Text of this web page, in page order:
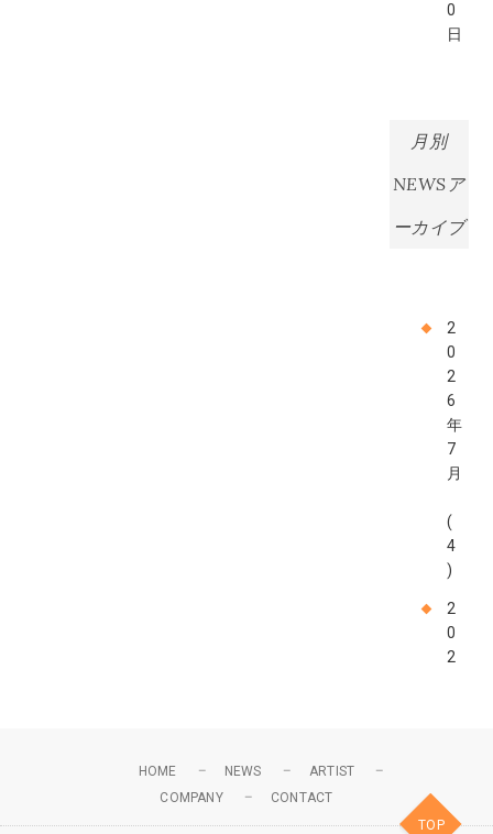
0
日
月別
NEWSア
ーカイブ
2
0
2
6
年
7
月
(
4
)
2
0
2
4
HOME NEWS
ARTIST
COMPANY
CONTACT
TOP